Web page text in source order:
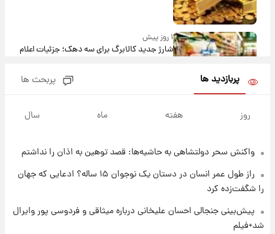
۱ روز پیش
شارژ جدید کالابرگ برای سه دهک؛ جزئیات اعلام
شاهین، کوییک، اطلس، سهند و ساینا با اقساط
۱ روز پیش
قیمت سکه و طلا فردا
۱ روز پیش
پربازدید ها پربحث ها
روز هفته ماه سال
واکنش سحر دولتشاهی به حاشیه‌ها: قصد توهین به اذان را نداشتم
راز طول عمر انسان در دستان یک نوجوان ۱۵ ساله؟ ادعایی که جهان
را شگفت‌زده کرد
پیش‌بینی جنجالی احسان علیخانی درباره میثاقی و فردوسی پور وایرال
شد+فیلم